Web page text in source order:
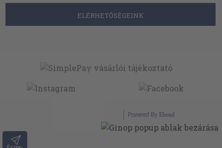
ELÉRHETŐSÉGEINK
Powered By Ebond